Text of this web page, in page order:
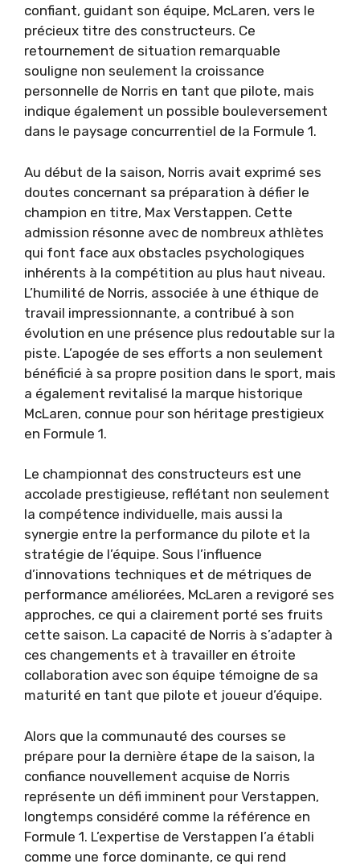
confiant, guidant son équipe, McLaren, vers le
précieux titre des constructeurs. Ce
retournement de situation remarquable
souligne non seulement la croissance
personnelle de Norris en tant que pilote, mais
indique également un possible bouleversement
dans le paysage concurrentiel de la Formule 1.
Au début de la saison, Norris avait exprimé ses
doutes concernant sa préparation à défier le
champion en titre, Max Verstappen. Cette
admission résonne avec de nombreux athlètes
qui font face aux obstacles psychologiques
inhérents à la compétition au plus haut niveau.
L’humilité de Norris, associée à une éthique de
travail impressionnante, a contribué à son
évolution en une présence plus redoutable sur la
piste. L’apogée de ses efforts a non seulement
bénéficié à sa propre position dans le sport, mais
a également revitalisé la marque historique
McLaren, connue pour son héritage prestigieux
en Formule 1.
Le championnat des constructeurs est une
accolade prestigieuse, reflétant non seulement
la compétence individuelle, mais aussi la
synergie entre la performance du pilote et la
stratégie de l’équipe. Sous l’influence
d’innovations techniques et de métriques de
performance améliorées, McLaren a revigoré ses
approches, ce qui a clairement porté ses fruits
cette saison. La capacité de Norris à s’adapter à
ces changements et à travailler en étroite
collaboration avec son équipe témoigne de sa
maturité en tant que pilote et joueur d’équipe.
Alors que la communauté des courses se
prépare pour la dernière étape de la saison, la
confiance nouvellement acquise de Norris
représente un défi imminent pour Verstappen,
longtemps considéré comme la référence en
Formule 1. L’expertise de Verstappen l’a établi
comme une force dominante, ce qui rend